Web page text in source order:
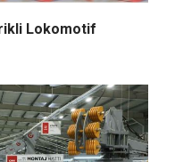
Lokomotif